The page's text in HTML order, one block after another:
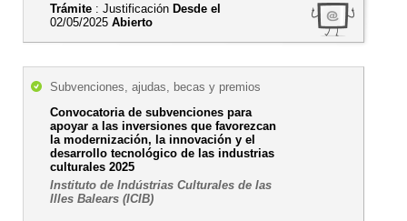
Trámite : Justificación Desde el
02/05/2025 Abierto
Subvenciones, ajudas, becas y premios
Convocatoria de subvenciones para
apoyar a las inversiones que favorezcan
la modernización, la innovación y el
desarrollo tecnológico de las industrias
culturales 2025
Instituto de Indústrias Culturales de las
Illes Balears (ICIB)